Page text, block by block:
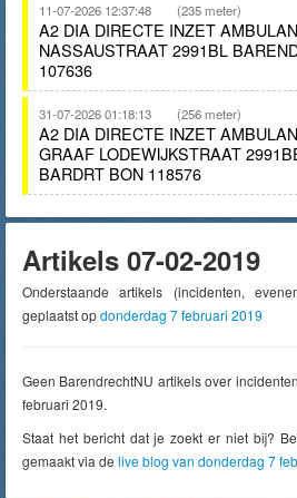
11-07-2026 12:37:48 (235 meter)
A2 DIA DIRECTE INZET
NASSAUSTRAAT 2991BL
107636
31-07-2026 01:18:13 (256 meter)
A2 DIA DIRECTE INZET
GRAAF LODEWIJKSTRAAT
BARDRT BON 118576
Artikels 07-02-2019
Onderstaande artikels (incidenten,
geplaatst opdonderdag 7 februari 2019
Geen BarendrechtNU artikels over
februari 2019.
Staat het bericht dat je zoekt er niet bij?
gemaakt via de live blog van donderdag 7